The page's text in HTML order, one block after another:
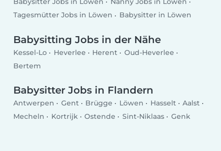
Tagesmütter Jobs in Löwen
Babysitter in Löwen
Babysitting Jobs in der Nähe
Kessel-Lo Heverlee Herent
Oud-Heverlee
Bertem
Babysitter Jobs in Flandern
Antwerpen Gent Brügge Löwen Hasselt
Aalst
Mecheln
Kortrijk Ostende Sint-Niklaas Genk